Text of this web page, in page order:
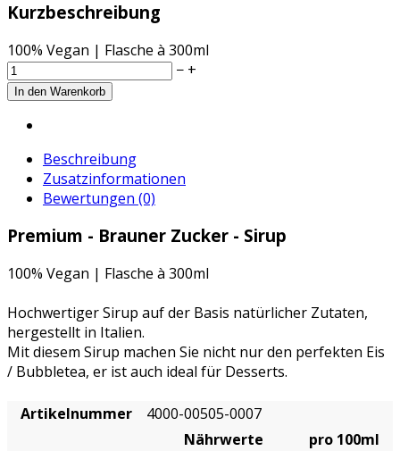
Kurzbeschreibung
100% Vegan | Flasche à 300ml
− +
Beschreibung
Zusatzinformationen
Bewertungen (0)
Premium - Brauner Zucker - Sirup
100% Vegan | Flasche à 300ml
Hochwertiger Sirup auf der Basis natürlicher Zutaten,
hergestellt in Italien.
Mit diesem Sirup machen Sie nicht nur den perfekten Eis
/ Bubbletea, er ist auch ideal für Desserts.
Artikelnummer 4000-00505-0007
Nährwerte
pro 100ml